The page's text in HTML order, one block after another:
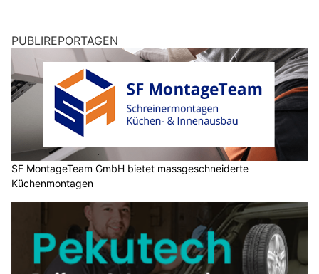
PUBLIREPORTAGEN
SF MontageTeam GmbH bietet massgeschneiderte
Küchenmontagen